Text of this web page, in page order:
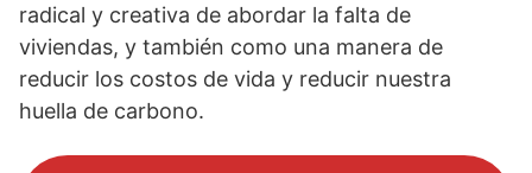
radical y creativa de abordar la falta de
viviendas, y también como una manera de
reducir los costos de vida y reducir nuestra
huella de carbono.